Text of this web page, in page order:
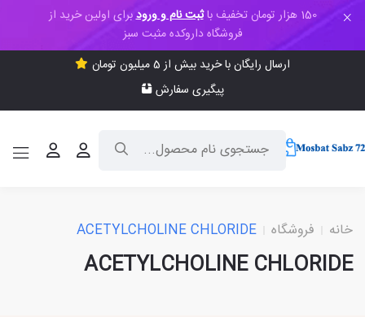
150 هزار تومان تخفیف با ثبت نام و ورودبرای اولین خرید از
فروشگاه داروکده مثبت سبز
ارسال رایگان با خرید بیش از 5 میلیون تومان
پیگیری سفارش
خانه فروشگاه ACETYLCHOLINE CHLORIDE
ACETYLCHOLINE CHLORIDE